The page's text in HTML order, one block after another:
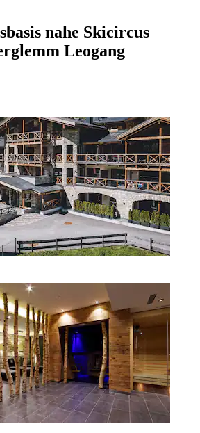
nahe Skicircus
Leogang